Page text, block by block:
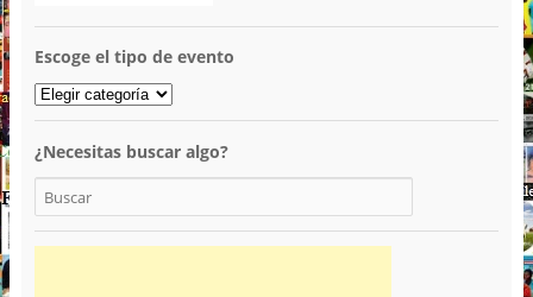
Escoge el tipo de evento
¿Necesitas buscar algo?